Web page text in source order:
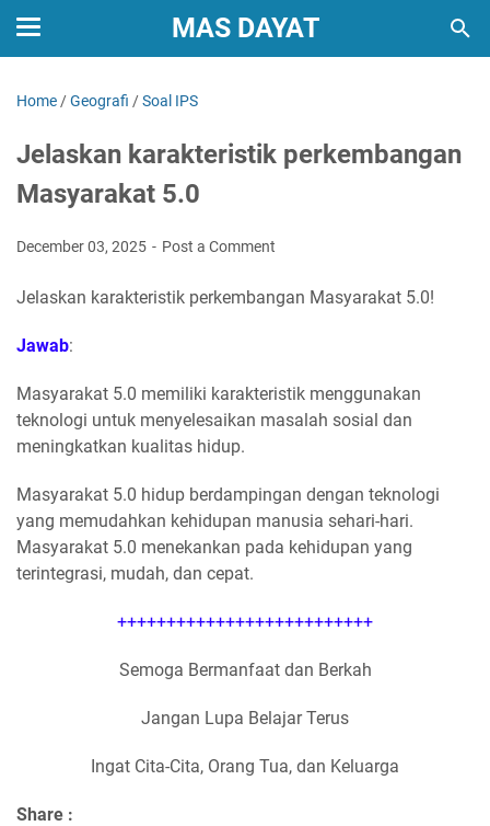
MAS DAYAT
Home /Geografi /Soal IPS
Jelaskan karakteristik perkembangan
Masyarakat 5.0
December 03, 2025 Post a Comment
Jelaskan karakteristik perkembangan Masyarakat 5.0!
Jawab:
Masyarakat 5.0 memiliki karakteristik menggunakan
teknologi untuk menyelesaikan masalah sosial dan
meningkatkan kualitas hidup.
Masyarakat 5.0 hidup berdampingan dengan teknologi
yang memudahkan kehidupan manusia sehari-hari.
Masyarakat 5.0 menekankan pada kehidupan yang
terintegrasi, mudah, dan cepat.
++++++++++++++++++++++++++
Semoga Bermanfaat dan Berkah
Jangan Lupa Belajar Terus
Ingat Cita-Cita, Orang Tua, dan Keluarga
Share :